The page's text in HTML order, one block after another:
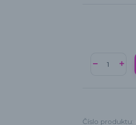
Číslo produktu: